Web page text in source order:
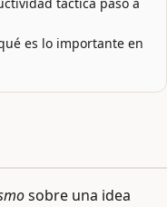
es lo importante en
sobre una idea